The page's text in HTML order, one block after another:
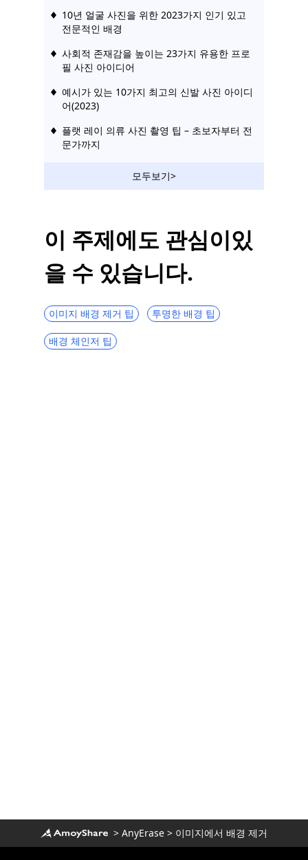
10년 얼굴 사진을 위한 2023가지 인기 있고
전문적인 배경
사회적 존재감을 높이는 23가지 유용한 프로
필 사진 아이디어
예시가 있는 10가지 최고의 신발 사진 아이디
어(2023)
플랫 레이 의류 사진 촬영 팁 – 초보자부터 전
문가까지
모두보기>
이 주제에도 관심이있
을 수 있습니다.
이미지 배경 제거 팁 투명한 배경 팁
배경 체인저 팁
> AnyErase > 이미지에서 배경 제거